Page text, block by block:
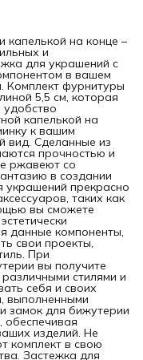
капелькой на конце –
и
для украшений с
в вашем
Комплект фурнитуры
5,5 см, которая
капелькой на
к вашим
вид. Сделанные из
прочностью и
ржавеют со
в создании
украшений прекрасно
таких как
вы сможете
данные компоненты,
свои проекты,
При
вы получите
стилями и
себя и своих
выполненными
замок для бижутерии
обеспечивая
изделий. Не
комплект в свою
Застежка для